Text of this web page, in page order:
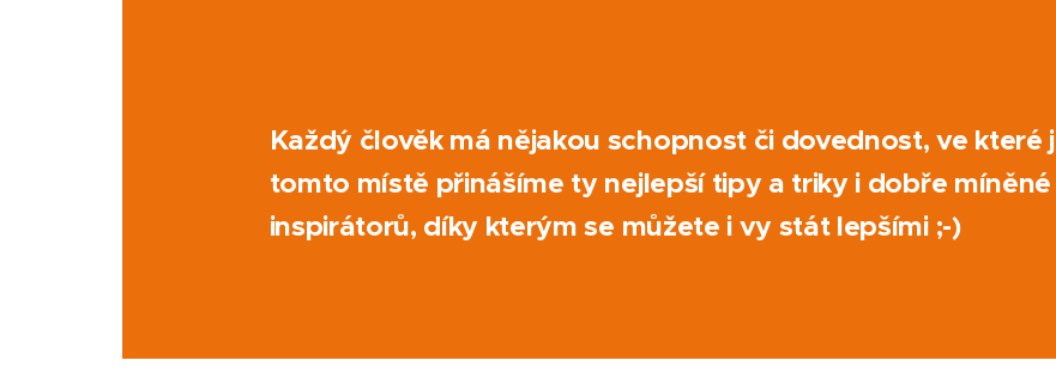
Každý člověk má nějakou schopnost či dovednost, ve které
tomto místě přinášíme ty nejlepší tipy a triky i dobře
inspirátorů, díky kterým se můžete i vy stát lepšími ;-)